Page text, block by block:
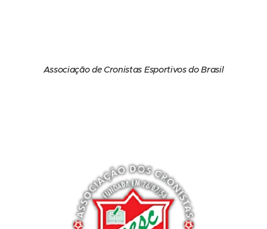
Associação de Cronistas Esportivos do Brasil